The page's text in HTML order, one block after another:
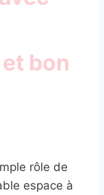
bon
rôle de
espace à